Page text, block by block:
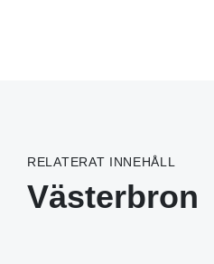
RELATERAT INNEHÅLL
Västerbron